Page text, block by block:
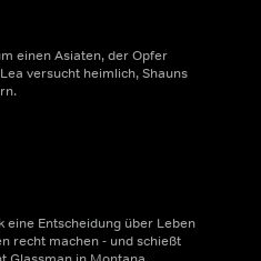
einen Asiaten, der Opfer
versucht heimlich, Shauns
eine Entscheidung über Leben
recht machen - und schießt